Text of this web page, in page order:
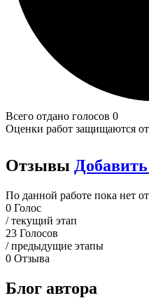
Всего отдано голосов 0
Оценки работ защищаются
Отзывы
По данной работе пока нет
0 Голос
/ текущий этап
23 Голосов
/ предыдущие этапы
0 Отзыва
Блог автора